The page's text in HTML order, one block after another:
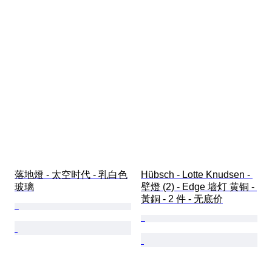
落地燈 - 太空时代 - 乳白色
玻璃
Hübsch - Lotte Knudsen -
壁燈 (2) - Edge 墙灯 黄铜 -
黃銅 - 2 件 - 无底价